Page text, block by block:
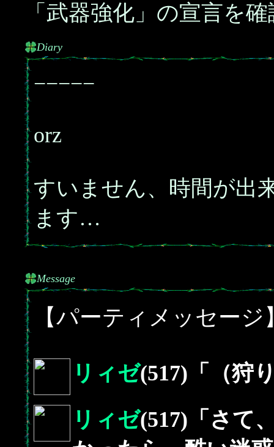
「武器強化」の宣言を
Diary
−−−−−
orz
すいません、時間が出
ます…
Message
【パーティメッセージ
リィゼ(517)「（狩
リィゼ(517)「さて